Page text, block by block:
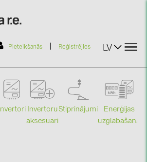
Pieteikšanās Reģistrējies LV
Invertori Invertoru
aksesuāri
Stiprinājumi
Enerģijas
uzglabāšana